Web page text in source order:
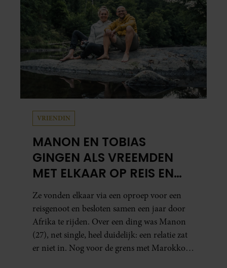
VRIENDIN
MANON EN TOBIAS
GINGEN ALS VREEMDEN
MET ELKAAR OP REIS EN
ZIJN NU EEN STEL: ‘IK ZEI
NOG: DIT WORDT NIETS!’
Ze vonden elkaar via een oproep voor een
reisgenoot en besloten samen een jaar door
Afrika te rijden. Over een ding was Manon
(27), net single, heel duidelijk: een relatie zat
er niet in. Nog voor de grens met Marokko